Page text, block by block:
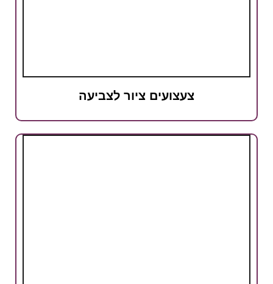
צעצועים ציור לצביעה